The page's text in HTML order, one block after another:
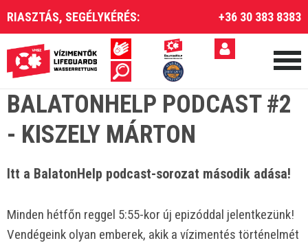
RIASZTÁS, SEGÉLYKÉRÉS: +36 30 383 8383
BALATONHELP PODCAST #2
- KISZELY MÁRTON
Itt a BalatonHelp podcast-sorozat második adása!
Minden hétfőn reggel 5:55-kor új epizóddal jelentkezünk!
Vendégeink olyan emberek, akik a vízimentés történelmét